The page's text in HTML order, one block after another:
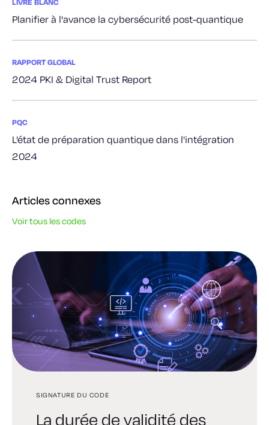
Planifier à l'avance la cybersécurité post-quantique
RAPPORT GLOBAL
2024 PKI & Digital Trust Report
PQC
L'état de préparation quantique dans l'intégration
2024
Articles connexes
Voir tous les codes
SIGNATURE DU CODE
La durée de validité des
SIGNATURE IMMÉDIATE
Comment fonctionnent
SIGNATURE DU CODE
L'importance d'être sérieux